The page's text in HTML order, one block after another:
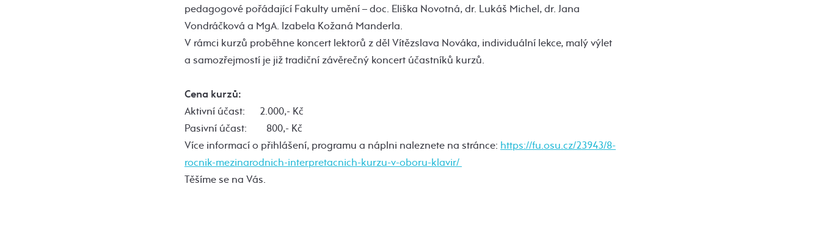
pedagogové pořádající Fakulty umění – doc. Eliška Novotná, dr. Lukáš Michel, dr. Jana
Vondráčková a MgA. Izabela Kožaná Manderla.
V rámci kurzů proběhne koncert lektorů z děl Vítězslava Nováka, individuální lekce, malý výlet
a samozřejmostí je již tradiční závěrečný koncert účastníků kurzů.
Cena kurzů:
Aktivní účast: 2.000,- Kč
Pasivní účast: 800,- Kč
Více informací o přihlášení, programu a náplni naleznete na stránce: https://fu.osu.cz/23943/8-
rocnik-mezinarodnich-interpretacnich-kurzu-v-oboru-klavir/
Těšíme se na Vás.